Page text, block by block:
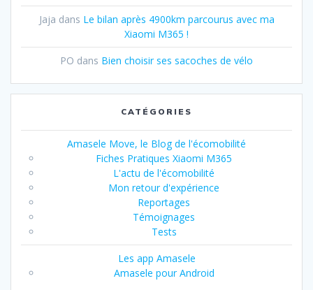
Jaja dans Le bilan après 4900km parcourus avec ma
Xiaomi M365 !
PO dans Bien choisir ses sacoches de vélo
CATÉGORIES
Amasele Move, le Blog de l'écomobilité
Fiches Pratiques Xiaomi M365
L'actu de l'écomobilité
Mon retour d'expérience
Reportages
Témoignages
Tests
Les app Amasele
Amasele pour Android